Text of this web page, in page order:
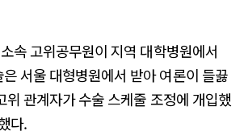
속 고위공무원이 지역 대학병원에서
서울 대형병원에서 받아 여론이 들끓
관계자가 수술 스케줄 조정에 개입했
다.